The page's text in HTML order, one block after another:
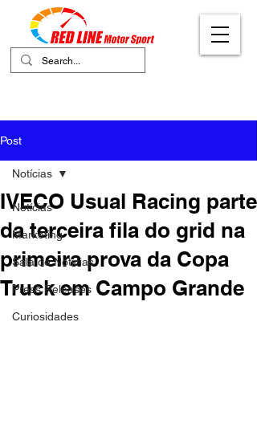
Post
Notícias
Marketing
Sala de Notícias
Press Releases
Curiosidades
Notícias
IVECO Usual Racing parte
da terceira fila do grid na
primeira prova da Copa
Truck em Campo Grande